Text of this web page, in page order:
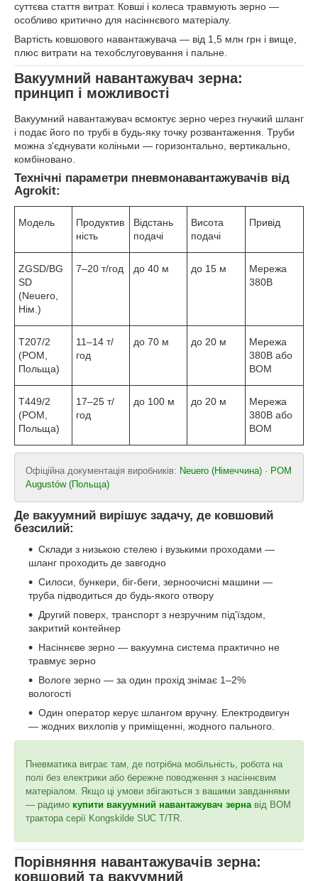
суттєва стаття витрат. Ковші і колеса травмують зерно —
особливо критично для насіннєвого матеріалу.
Вартість ковшового навантажувача — від 1,5 млн грн і вище,
плюс витрати на техобслуговування і пальне.
Вакуумний навантажувач зерна:
принцип і можливості
Вакуумний навантажувач всмоктує зерно через гнучкий шланг
і подає його по трубі в будь-яку точку розвантаження. Труби
можна з'єднувати коліньми — горизонтально, вертикально,
комбіновано.
Технічні параметри пневмонавантажувачів від
Agrokit:
Модель
Продуктив
ність
Відстань
подачі
Висота
подачі
Привід
ZGSD/BG
SD
(Neuero,
Нім.)
7–20 т/год до 40 м до 15 м
Мережа
380В
T207/2
(POM,
Польща)
11–14 т/
год
до 70 м до 20 м
Мережа
380В або
ВОМ
T449/2
(POM,
Польща)
17–25 т/
год
до 100 м до 20 м
Мережа
380В або
ВОМ
Офіційна документація виробників: Neuero (Німеччина) · POM
Augustów (Польща)
Де вакуумний вирішує задачу, де ковшовий
безсилий:
Склади з низькою стелею і вузькими проходами —
шланг проходить де завгодно
Силоси, бункери, біг-беги, зерноочисні машини —
труба підводиться до будь-якого отвору
Другий поверх, транспорт з незручним під'їздом,
закритий контейнер
Насіннєве зерно — вакуумна система практично не
травмує зерно
Вологе зерно — за один прохід знімає 1–2%
вологості
Один оператор керує шлангом вручну. Електродвигун
— жодних вихлопів у приміщенні, жодного пального.
Пневматика виграє там, де потрібна мобільність, робота на
полі без електрики або бережне поводження з насіннєвим
матеріалом. Якщо ці умови збігаються з вашими завданнями
— радимо купити вакуумний навантажувач зерна від ВОМ
трактора серії Kongskilde SUC T/TR.
Порівняння навантажувачів зерна:
ковшовий та вакуумний